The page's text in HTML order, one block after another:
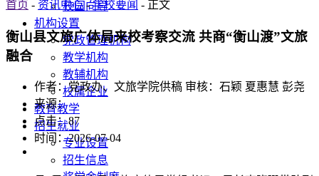
校园向导
机构设置
党政管理机构
教学机构
教辅机构
校属企业
教育教学
招生就业
专业设置
招生信息
首页 - 资讯中心-学校要闻 - 正文
衡山县文旅广体局来校考察交流 共商“衡山渡”文旅
融合
作者：党政办、文旅学院供稿 审核：石颖 夏惠慧 彭尧
来源：
点击：87
时间：2026-07-04